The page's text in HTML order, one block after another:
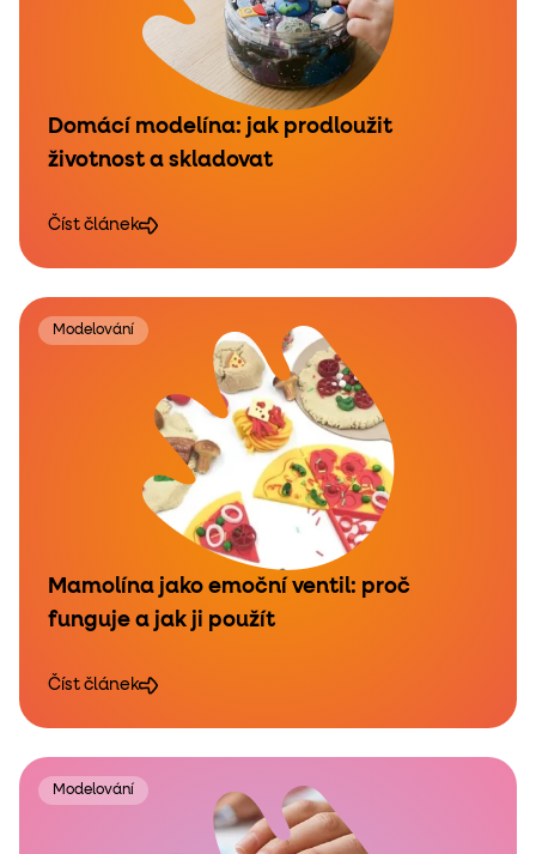
Domácí modelína: jak prodloužit
životnost a skladovat
Číst článek
Modelování
Mamolína jako emoční ventil: proč
funguje a jak ji použít
Číst článek
Modelování